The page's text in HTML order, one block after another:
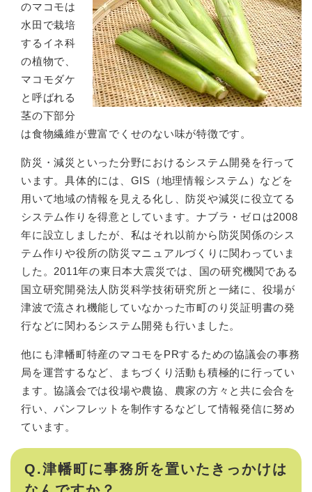
のマコモは
水田で栽培
するイネ科
の植物で、
マコモダケ
と呼ばれる
茎の下部分
は食物繊維が豊富でくせのない味が特徴です。
防災・減災といった分野におけるシステム開発を行って
います。具体的には、GIS（地理情報システム）などを
用いて地域の情報を見える化し、防災や減災に役立てる
システム作りを得意としています。ナブラ・ゼロは2008
年に設立しましたが、私はそれ以前から防災関係のシス
テム作りや役所の防災マニュアルづくりに関わっていま
した。2011年の東日本大震災では、国の研究機関である
国立研究開発法人防災科学技術研究所と一緒に、役場が
津波で流され機能していなかった市町のり災証明書の発
行などに関わるシステム開発も行いました。
他にも津幡町特産のマコモをPRするための協議会の事務
局を運営するなど、まちづくり活動も積極的に行ってい
ます。協議会では役場や農協、農家の方々と共に会合を
行い、パンフレットを制作するなどして情報発信に努め
ています。
Q.津幡町に事務所を置いたきっかけは